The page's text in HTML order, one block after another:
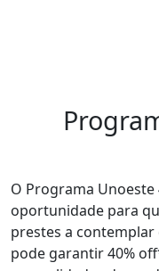
O Programa Unoeste
oportunidade para
prestes a contemplar
pode garantir 40%